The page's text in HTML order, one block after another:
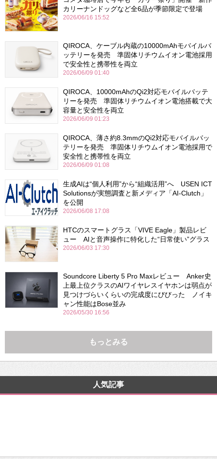
カリーナンドッグなど全6品が季節限定で登場
2026/06/16 15:52
QIROCA、ケーブル内蔵の10000mAhモバイルバ
ッテリーを発売 準固体リチウムイオン電池採用
で安全性と携帯性を両立
2026/06/09 01:40
QIROCA、10000mAhのQi2対応モバイルバッテ
リーを発売 準固体リチウムイオン電池搭載で大
容量と安全性を両立
2026/06/09 01:23
QIROCA、薄さ約8.3mmのQi2対応モバイルバッ
テリーを発売 準固体リチウムイオン電池採用で
安全性と携帯性を両立
2026/06/09 01:08
生成AIは“個人利用”から“組織活用”へ USEN ICT
Solutionsが実態調査と新メディア「AI-Clutch」
を公開
2026/06/08 17:08
HTCのスマートグラス「VIVE Eagle」製品レビ
ュー AIと音声操作に特化した“日常使い”グラス
2026/06/03 17:30
Soundcore Liberty 5 Pro Maxレビュー Anker史
上最上位クラスのAIワイヤレスイヤホンは弱点が
見つけづらいくらいの完成度にびびった ノイキ
ャン性能はBose並み
2026/05/30 16:56
もっとみる
人気記事